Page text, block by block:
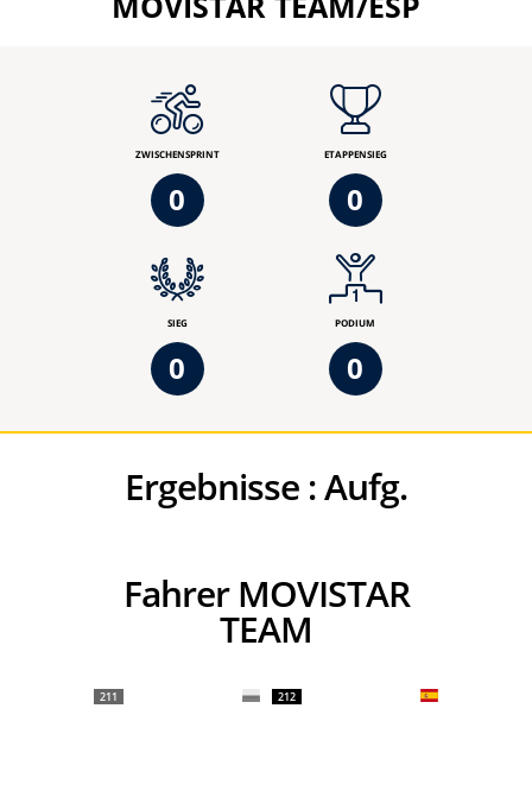
ZWISCHENSPRINT
0
ETAPPENSIEG
0
SIEG
0
PODIUM
0
Ergebnisse :Aufg.
Fahrer MOVISTAR
TEAM
211 212